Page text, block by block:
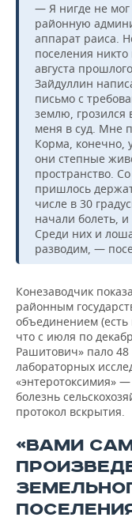
— Я нигде не
районную
аппарат раиса.
поселения
августа
Зайдуллин
письмо с
землю, грозился
меня в суд. Мне
Корма, конечно,
они степные
пространство.
пришлось
числе в 30
начали болеть,
Среди них и
разводим, —
Конезаводчик
районным
объединением
что с июля по
Рашитович» пало
лабораторных
«энтеротоксимия»
болезнь
протокол вскрытия.
«ВАМИ